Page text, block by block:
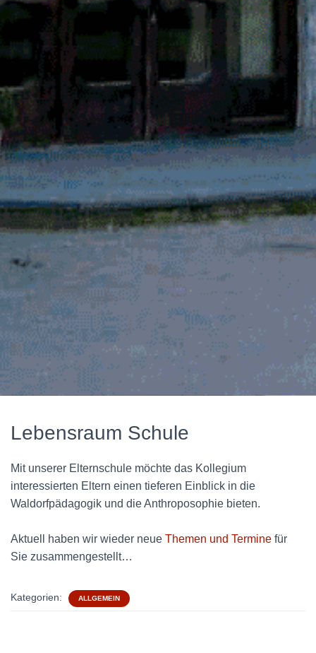
Lebensraum Schule
Mit unserer Elternschule möchte das Kollegium
interessierten Eltern einen tieferen Einblick in die
Waldorfpädagogik und die Anthroposophie bieten.
Aktuell haben wir wieder neue Themen und Termine für
Sie zusammengestellt…
Kategorien: ALLGEMEIN